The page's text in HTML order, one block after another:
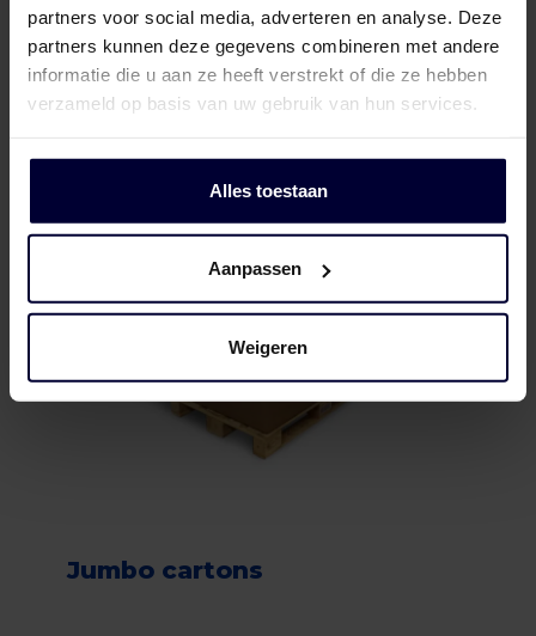
partners voor social media, adverteren en analyse. Deze
partners kunnen deze gegevens combineren met andere
informatie die u aan ze heeft verstrekt of die ze hebben
verzameld op basis van uw gebruik van hun services.
Alles toestaan
Aanpassen
Weigeren
Frozen packaging (< 18ºC)
Jumbo cartons